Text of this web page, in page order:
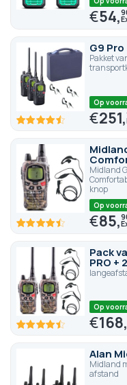
€54,
G9
Pakket
90 100
Op
€251,
Midland
knop
89.4100
Op
€85,
Pack
PRO
89.4100
Op
€168,
Alan
Midland
afstand